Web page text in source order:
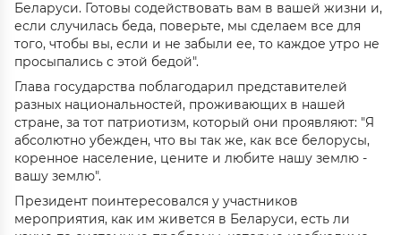
Беларуси. Готовы содействовать вам в вашей жизни и,
если случилась беда, поверьте, мы сделаем все для
того, чтобы вы, если и не забыли ее, то каждое утро не
просыпались с этой бедой".
Глава государства поблагодарил представителей
разных национальностей, проживающих в нашей
стране, за тот патриотизм, который они проявляют: "Я
абсолютно убежден, что вы так же, как все белорусы,
коренное население, цените и любите нашу землю -
вашу землю".
Президент поинтересовался у участников
мероприятия, как им живется в Беларуси, есть ли